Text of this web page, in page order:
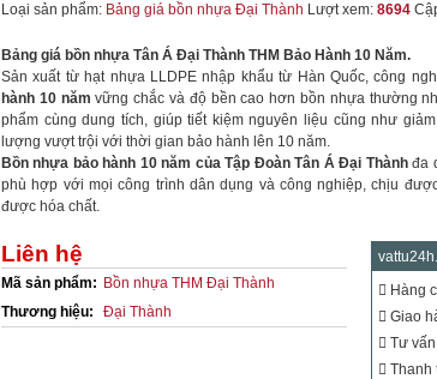
Loại sản phẩm: Bảng giá bồn nhựa Đại Thành Lượt xem: 8694
Bảng giá bồn nhựa Tân Á Đại Thành THM Bảo Hành 10 Năm.
Sản xuất từ hạt nhựa LLDPE nhập khẩu từ Hàn Quốc, công
hành 10 năm vững chắc và độ bền cao hơn bồn nhựa thường
phẩm cùng dung tích, giúp tiết kiệm nguyên liệu cũng như
lượng vượt trội với thời gian bảo hành lên 10 năm.
Bồn nhựa bảo hành 10 năm của Tập Đoàn Tân Á Đại Thànhđa
phù hợp với mọi công trình dân dụng và công nghiệp, chịu
được hóa chất.
Liên hệ
Mã sản phẩm: Bồn nhựa THM Đại Thành
Thương hiệu:
Đại Thành
Hàng
Giao
Tư
Thanh